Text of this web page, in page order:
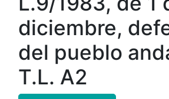
diciembre,
del pueblo
T.L. A2